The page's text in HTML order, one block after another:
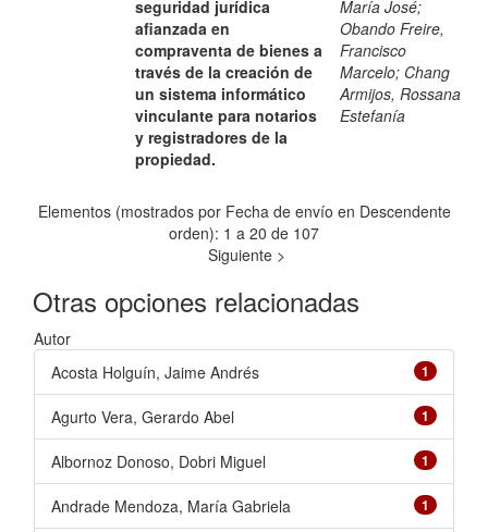
seguridad jurídica
afianzada en
compraventa de bienes a
través de la creación de
un sistema informático
vinculante para notarios
y registradores de la
propiedad.
María José;
Obando Freire,
Francisco
Marcelo; Chang
Armijos, Rossana
Estefanía
Elementos (mostrados por Fecha de envío en Descendente
orden): 1 a 20 de 107
Siguiente >
Otras opciones relacionadas
Autor
1
Acosta Holguín, Jaime Andrés
1
Agurto Vera, Gerardo Abel
1
Albornoz Donoso, Dobri Miguel
1
Andrade Mendoza, María Gabriela